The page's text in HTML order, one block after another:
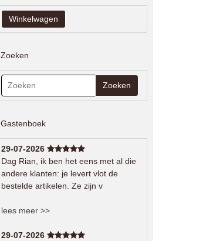
Zoeken
Zoeken
Gastenboek
29-07-2026
Dag Rian, ik ben het eens met al die
andere klanten: je levert vlot de
bestelde artikelen. Ze zijn v
lees meer >>
29-07-2026